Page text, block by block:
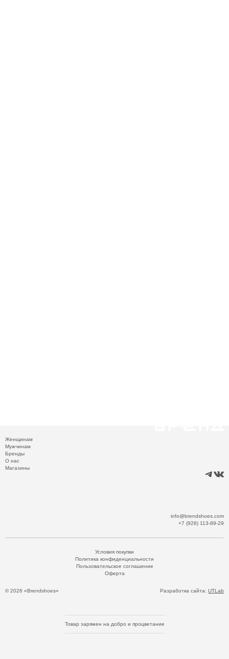
Женщинам
Мужчинам
Бренды
О нас
Магазины
info@brendshoes.com
+7 (928) 113-89-29
© 2026 «Brendshoes»
Условия покупки
Политика конфиденциальности
Пользовательское соглашение
Оферта
Разработка сайта: UTLab
Товар заряжен на добро и процветание